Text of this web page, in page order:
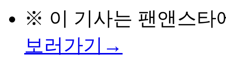
※ 이 기사는 팬앤스타
보러가기→